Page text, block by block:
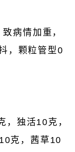
病情加重，
，颗粒管型0
，独活10克，
克，茜草10